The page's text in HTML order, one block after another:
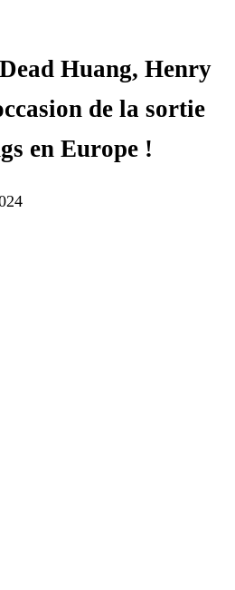
Huang, Henry
de la sortie
en Europe !